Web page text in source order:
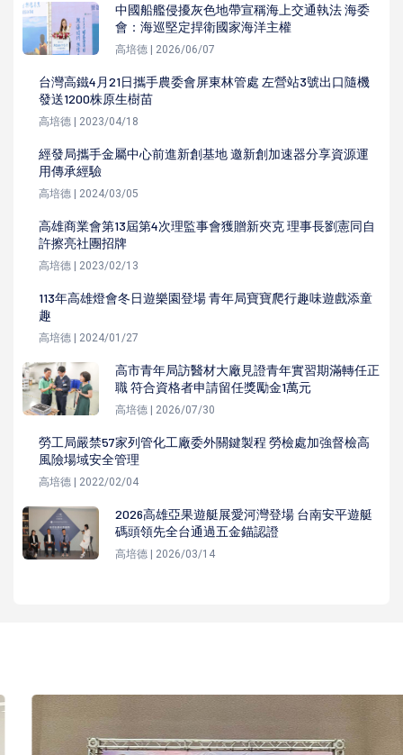
中國船艦侵擾灰色地帶宣稱海上交通執法 海委
會：海巡堅定捍衛國家海洋主權
高培德 | 2026/06/07
台灣高鐵4月21日攜手農委會屏東林管處 左營站3號出口隨機
發送1200株原生樹苗
高培德 | 2023/04/18
經發局攜手金屬中心前進新創基地 邀新創加速器分享資源運
用傳承經驗
高培德 | 2024/03/05
高雄商業會第13屆第4次理監事會獲贈新夾克 理事長劉憲同自
許擦亮社團招牌
高培德 | 2023/02/13
113年高雄燈會冬日遊樂園登場 青年局寶寶爬行趣味遊戲添童
趣
高培德 | 2024/01/27
高市青年局訪醫材大廠見證青年實習期滿轉任正
職 符合資格者申請留任獎勵金1萬元
高培德 | 2026/07/30
勞工局嚴禁57家列管化工廠委外關鍵製程 勞檢處加強督檢高
風險場域安全管理
高培德 | 2022/02/04
2026高雄亞果遊艇展愛河灣登場 台南安平遊艇
碼頭領先全台通過五金錨認證
高培德 | 2026/03/14